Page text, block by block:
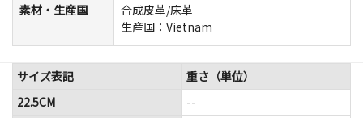
素材・生産国
合成皮革/床革
生産国：Vietnam
サイズ表記
重さ（単位）
22.5CM
--